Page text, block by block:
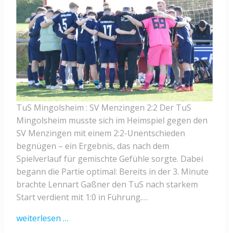
TuS Mingolsheim : SV Menzingen 2:2 Der TuS
Mingolsheim musste sich im Heimspiel gegen den
SV Menzingen mit einem 2:2-Unentschieden
begnügen – ein Ergebnis, das nach dem
Spielverlauf für gemischte Gefühle sorgte. Dabei
begann die Partie optimal: Bereits in der 3. Minute
brachte Lennart Gaßner den TuS nach starkem
Start verdient mit 1:0 in Führung.…
weiterlesen …